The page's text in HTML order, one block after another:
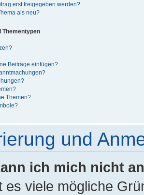
erst freigegeben werden?
als neu?
Thementypen
Beiträge einfügen?
Themen?
und
ich mich nicht
es viele mögliche